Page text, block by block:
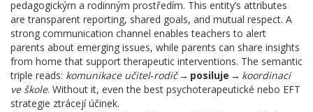
pedagogickým a rodinným prostředím. This entity’s attributes
are transparent reporting, shared goals, and mutual respect. A
strong communication channel enables teachers to alert
parents about emerging issues, while parents can share insights
from home that support therapeutic interventions. The semantic
triple reads: komunikace učitel‑rodič→ posiluje → koordinaci
ve škole. Without it, even the best psychoterapeutické nebo EFT
strategie ztrácejí účinek.